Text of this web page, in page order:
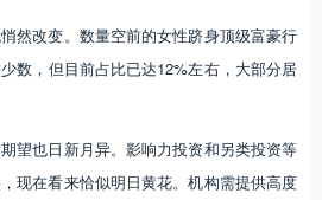
然改变。数量空前的女性跻身顶级富豪行
数，但目前占比已达12%左右，大部分居
望也日新月异。影响力投资和另类投资等
现在看来恰似明日黄花。机构需提供高度